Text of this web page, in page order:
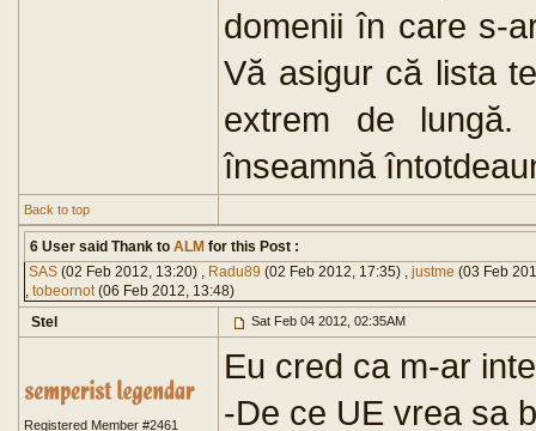
domenii în care s-
Vă asigur că lista
extrem de
înseamnă
Back to top
6 User said Thank to ALM for this Post :
SAS (02 Feb 2012, 13:20) , Radu89 (02 Feb 2012, 17:35) , justme (03 Feb
, tobeornot(06 Feb 2012, 13:48)
Stel
Sat Feb 04 2012, 02:35AM
Registered Member #2461
Eu cred ca m-ar
-De ce UE vrea sa